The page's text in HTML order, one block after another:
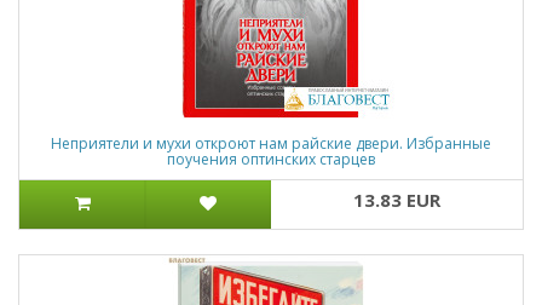
Неприятели и мухи откроют нам райские двери. Избранные
поучения оптинских старцев
13.83 EUR